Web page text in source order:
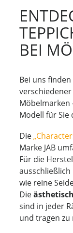
BEI
Bei uns finden
Möbelmarken
Modell für Sie
Die
Marke JAB
Für die
wie reine
Die
sind in jeder
und tragen